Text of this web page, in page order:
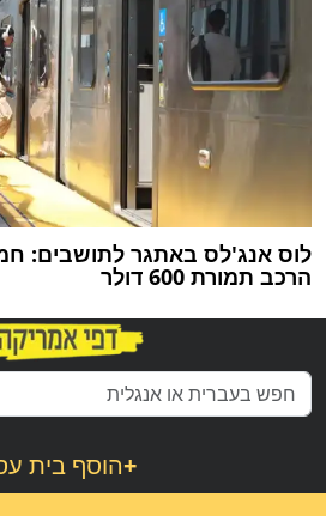
לוס אנג'לס באתגר לתושבים:
הרכב תמורת 600 דולר
הוסף בית+